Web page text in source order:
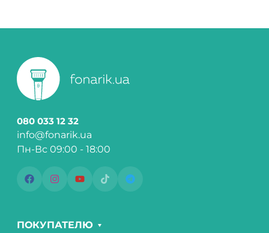
080 033 12 32
info@fonarik.ua
Пн-Вс 09:00 - 18:00
ПОКУПАТЕЛЮ